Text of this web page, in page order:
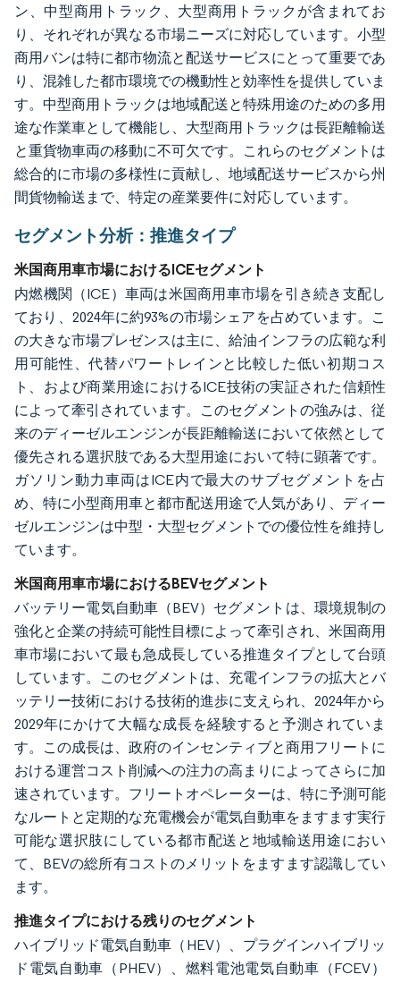
ン、中型商用トラック、大型商用トラックが含まれてお
り、それぞれが異なる市場ニーズに対応しています。小型
商用バンは特に都市物流と配送サービスにとって重要であ
り、混雑した都市環境での機動性と効率性を提供していま
す。中型商用トラックは地域配送と特殊用途のための多用
途な作業車として機能し、大型商用トラックは長距離輸送
と重貨物車両の移動に不可欠です。これらのセグメントは
総合的に市場の多様性に貢献し、地域配送サービスから州
間貨物輸送まで、特定の産業要件に対応しています。
セグメント分析：推進タイプ
米国商用車市場におけるICEセグメント
内燃機関（ICE）車両は米国商用車市場を引き続き支配し
ており、2024年に約93%の市場シェアを占めています。こ
の大きな市場プレゼンスは主に、給油インフラの広範な利
用可能性、代替パワートレインと比較した低い初期コス
ト、および商業用途におけるICE技術の実証された信頼性
によって牽引されています。このセグメントの強みは、従
来のディーゼルエンジンが長距離輸送において依然として
優先される選択肢である大型用途において特に顕著です。
ガソリン動力車両はICE内で最大のサブセグメントを占
め、特に小型商用車と都市配送用途で人気があり、ディー
ゼルエンジンは中型・大型セグメントでの優位性を維持し
ています。
米国商用車市場におけるBEVセグメント
バッテリー電気自動車（BEV）セグメントは、環境規制の
強化と企業の持続可能性目標によって牽引され、米国商用
車市場において最も急成長している推進タイプとして台頭
しています。このセグメントは、充電インフラの拡大とバ
ッテリー技術における技術的進歩に支えられ、2024年から
2029年にかけて大幅な成長を経験すると予測されていま
す。この成長は、政府のインセンティブと商用フリートに
おける運営コスト削減への注力の高まりによってさらに加
速されています。フリートオペレーターは、特に予測可能
なルートと定期的な充電機会が電気自動車をますます実行
可能な選択肢にしている都市配送と地域輸送用途におい
て、BEVの総所有コストのメリットをますます認識してい
ます。
推進タイプにおける残りのセグメント
ハイブリッド電気自動車（HEV）、プラグインハイブリッ
ド電気自動車（PHEV）、燃料電池電気自動車（FCEV）